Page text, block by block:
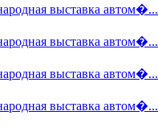
выставка автом�...
выставка автом�...
выставка автом�...
выставка автом�...